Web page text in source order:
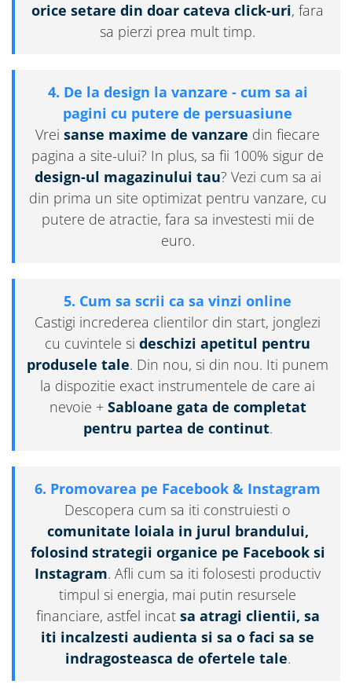
orice setare din doar cateva click-uri, fara
sa pierzi prea mult timp.
4. De la design la vanzare - cum sa ai
pagini cu putere de persuasiune
Vrei sanse maxime de vanzare din fiecare
pagina a site-ului? In plus, sa fii 100% sigur de
design-ul magazinului tau? Vezi cum sa ai
din prima un site optimizat pentru vanzare, cu
putere de atractie, fara sa investesti mii de
euro.
5. Cum sa scrii ca sa vinzi online
Castigi increderea clientilor din start, jonglezi
cu cuvintele si deschizi apetitul pentru
produsele tale. Din nou, si din nou. Iti punem
la dispozitie exact instrumentele de care ai
nevoie + Sabloane gata de completat
pentru partea de continut.
6. Promovarea pe Facebook & Instagram
Descopera cum sa iti construiesti o
comunitate loiala in jurul brandului,
folosind strategii organice pe Facebook si
Instagram. Afli cum sa iti folosesti productiv
timpul si energia, mai putin resursele
financiare, astfel incat sa atragi clientii, sa
iti incalzesti audienta si sa o faci sa se
indragosteasca de ofertele tale.